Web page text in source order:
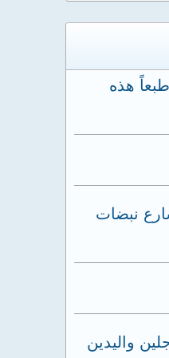
هذه
نبضات
واليدين